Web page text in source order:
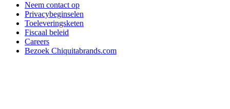
Neem contact op
Privacybeginselen
Toeleveringsketen
Fiscaal beleid
Careers
Bezoek Chiquitabrands.com